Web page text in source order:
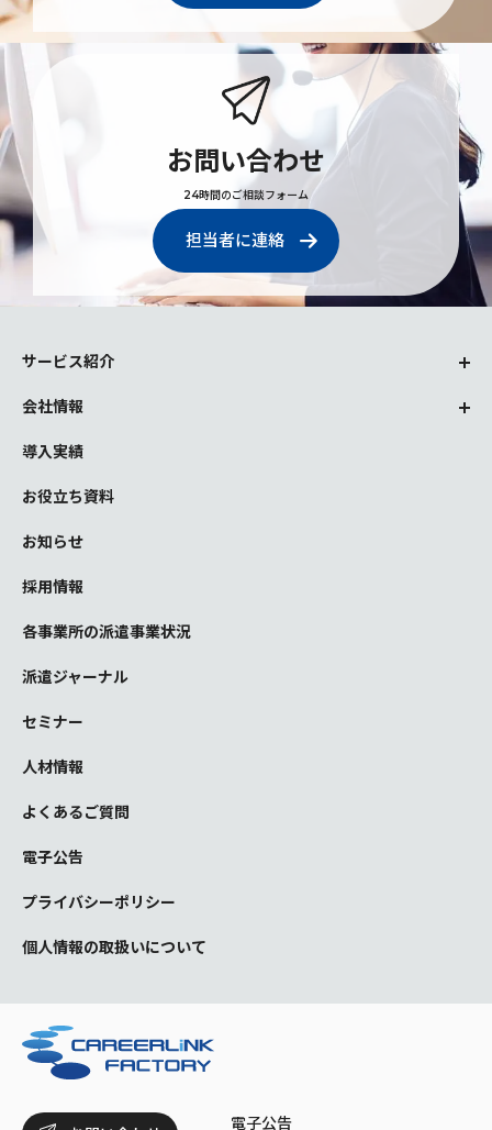
お問い合わせ
24時間のご相談フォーム
担当者に連絡
電子公告
サービス紹介
会社情報
導入実績
お役立ち資料
お知らせ
採用情報
各事業所の派遣事業状況
派遣ジャーナル
セミナー
人材情報
よくあるご質問
電子公告
プライバシーポリシー
個人情報の取扱いについて